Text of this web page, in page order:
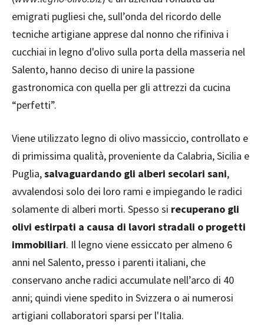
emigrati pugliesi che, sull’onda del ricordo delle
tecniche artigiane apprese dal nonno che rifiniva i
cucchiai in legno d'olivo sulla porta della masseria nel
Salento, hanno deciso di unire la passione
gastronomica con quella per gli attrezzi da cucina
“perfetti”.
Viene utilizzato legno di olivo massiccio, controllato e
di primissima qualità, proveniente da Calabria, Sicilia e
Puglia,salvaguardando gli alberi secolari sani,
avvalendosi solo dei loro rami e impiegando le radici
solamente di alberi morti. Spesso si recuperano gli
olivi estirpati a causa di lavori stradali o progetti
immobiliari. Il legno viene essiccato per almeno 6
anni nel Salento, presso i parenti italiani, che
conservano anche radici accumulate nell’arco di 40
anni; quindi viene spedito in Svizzera o ai numerosi
artigiani collaboratori sparsi per l'Italia.